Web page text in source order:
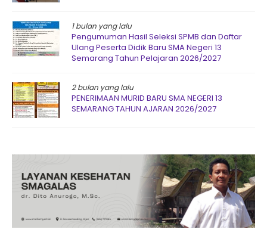
1 bulan yang lalu
Pengumuman Hasil Seleksi SPMB dan Daftar
Ulang Peserta Didik Baru SMA Negeri 13
Semarang Tahun Pelajaran 2026/2027
2 bulan yang lalu
PENERIMAAN MURID BARU SMA NEGERI 13
SEMARANG TAHUN AJARAN 2026/2027